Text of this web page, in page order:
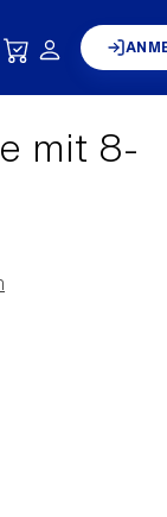
mit 8-